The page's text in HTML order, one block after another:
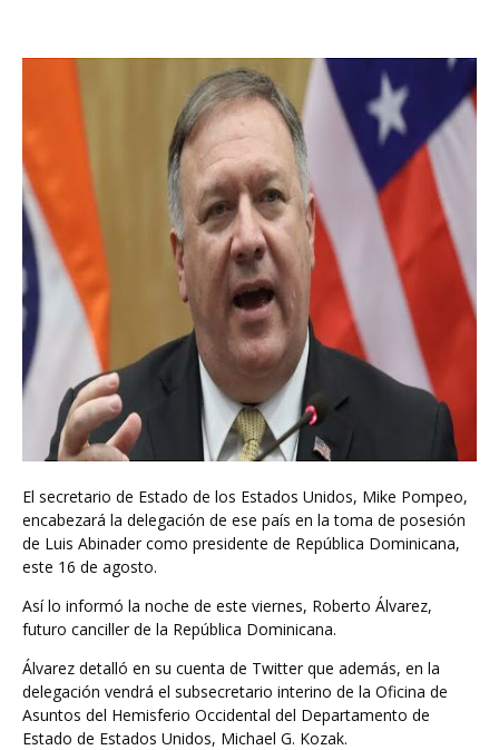
El secretario de Estado de los Estados Unidos, Mike Pompeo,
encabezará la delegación de ese país en la toma de posesión
de Luis Abinader como presidente de República Dominicana,
este 16 de agosto.
Así lo informó la noche de este viernes, Roberto Álvarez,
futuro canciller de la República Dominicana.
Álvarez detalló en su cuenta de Twitter que además, en la
delegación vendrá el subsecretario interino de la Oficina de
Asuntos del Hemisferio Occidental del Departamento de
Estado de Estados Unidos, Michael G. Kozak.